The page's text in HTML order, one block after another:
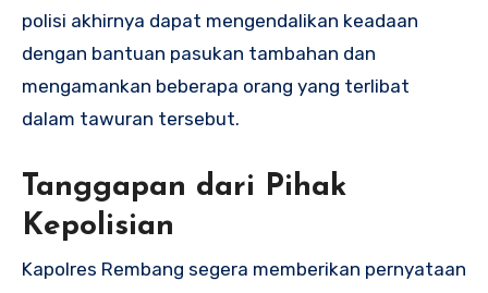
polisi akhirnya dapat mengendalikan keadaan
dengan bantuan pasukan tambahan dan
mengamankan beberapa orang yang terlibat
dalam tawuran tersebut.
Tanggapan dari Pihak
Kepolisian
Kapolres Rembang segera memberikan pernyataan